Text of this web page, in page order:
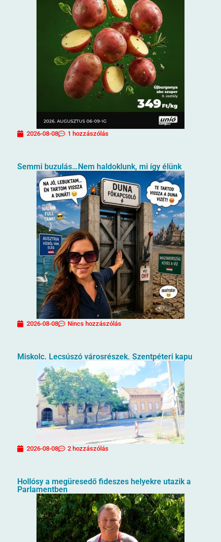
2026-08-08 1 hozzászólás
Semmi buzulás…Nem haldoklunk, mi így élünk
2026-08-08 Nincs hozzászólás
Miskolc. Lecsúszó városrészek. Szentpéteri kapu
2026-08-08 2 hozzászólás
Hollósy a megüresedő fideszes helyekre utazik a
Parlamentben